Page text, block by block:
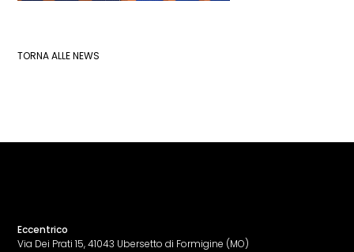
TORNA ALLE NEWS
Eccentrico
Via Dei Prati 15, 41043 Ubersetto di Formigine (MO)